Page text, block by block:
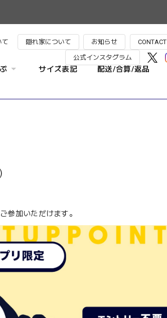
て 隠れ家について お知らせ CONTACT
公式インスタグラム
サイズ表記 配送/合算/返品
参加いただけます。